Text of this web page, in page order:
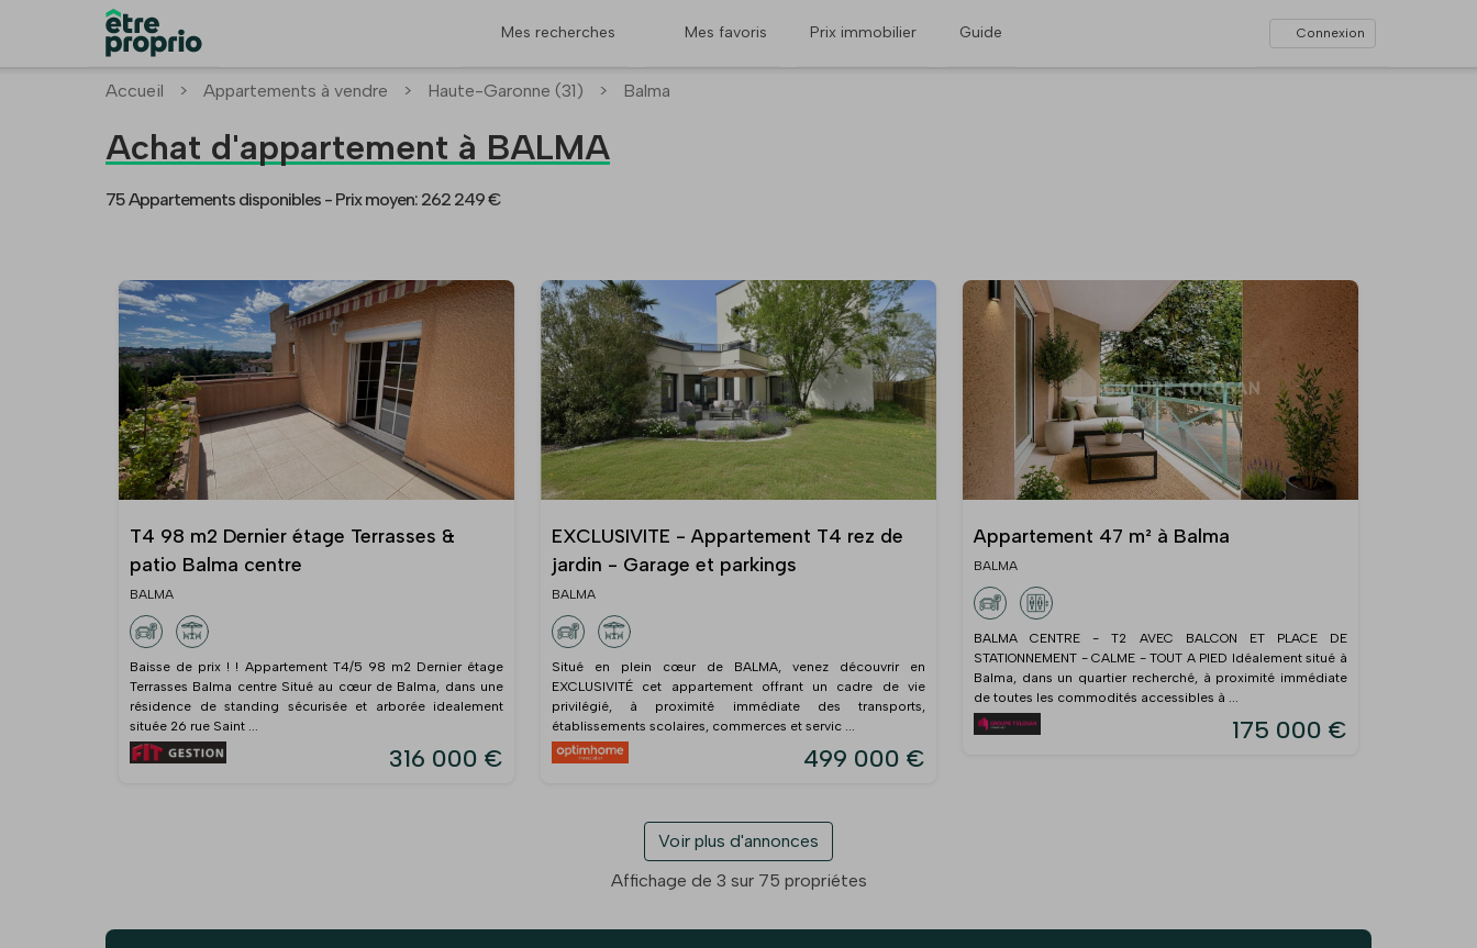
Mes recherches Mes favoris Prix immobilier Guide Connexion
Accueil > Appartements à vendre > Haute-Garonne (31) > Balma
Achat d'appartement à BALMA
75 Appartements disponibles - Prix moyen: 262 249 €
T4 98 m2 Dernier étage Terrasses &
patio Balma centre
BALMA
Baisse de prix ! ! Appartement T4/5 98 m2 Dernier étage
Terrasses Balma centre Situé au cœur de Balma, dans une
résidence de standing sécurisée et arborée idealement
située 26 rue Saint ...
316 000 €
EXCLUSIVITE - Appartement T4 rez de
jardin - Garage et parkings
BALMA
Situé en plein cœur de BALMA, venez découvrir en
EXCLUSIVITÉ cet appartement offrant un cadre de vie
privilégié, à proximité immédiate des transports,
établissements scolaires, commerces et servic ...
499 000 €
Appartement 47 m² à Balma
BALMA
BALMA CENTRE - T2 AVEC BALCON ET PLACE DE
STATIONNEMENT - CALME - TOUT A PIED Idéalement situé à
Balma, dans un quartier recherché, à proximité immédiate
de toutes les commodités accessibles à ...
175 000 €
Voir plus d'annonces
Affichage de 3 sur 75 propriétes